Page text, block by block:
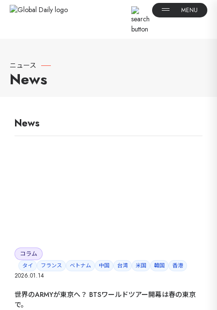
ニュース
News
News
コラム
タイ フランス ベトナム 中国 台湾 米国 韓国 香港
2026.01.14
世界のARMYが東京へ？ BTSワールドツアー開幕は春の東京
で。